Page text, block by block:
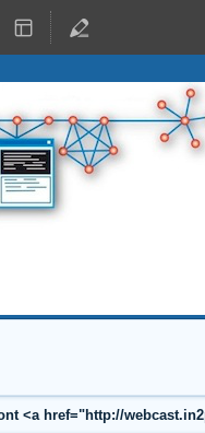
<a href="http://